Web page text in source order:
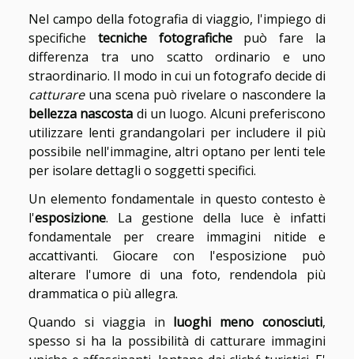
Nel campo della fotografia di viaggio, l'impiego di
specifiche tecniche fotografichepuò fare la
differenza tra uno scatto ordinario e uno
straordinario. Il modo in cui un fotografo decide di
catturareuna scena può rivelare o nascondere la
bellezza nascosta di un luogo. Alcuni preferiscono
utilizzare lenti grandangolari per includere il più
possibile nell'immagine, altri optano per lenti tele
per isolare dettagli o soggetti specifici.
Un elemento fondamentale in questo contesto è
l'esposizione. La gestione della luce è infatti
fondamentale per creare immagini nitide e
accattivanti. Giocare con l'esposizione può
alterare l'umore di una foto, rendendola più
drammatica o più allegra.
Quando si viaggia in luoghi meno conosciuti,
spesso si ha la possibilità di catturare immagini